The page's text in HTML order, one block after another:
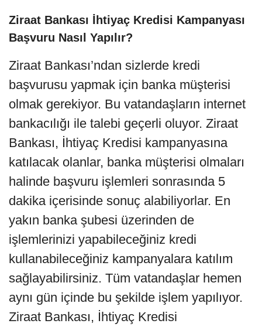
Ziraat Bankası İhtiyaç Kredisi Kampanyası
Başvuru Nasıl Yapılır?
Ziraat Bankası’ndan sizlerde kredi
başvurusu yapmak için banka müşterisi
olmak gerekiyor. Bu vatandaşların internet
bankacılığı ile talebi geçerli oluyor. Ziraat
Bankası, İhtiyaç Kredisi kampanyasına
katılacak olanlar, banka müşterisi olmaları
halinde başvuru işlemleri sonrasında 5
dakika içerisinde sonuç alabiliyorlar. En
yakın banka şubesi üzerinden de
işlemlerinizi yapabileceğiniz kredi
kullanabileceğiniz kampanyalara katılım
sağlayabilirsiniz. Tüm vatandaşlar hemen
aynı gün içinde bu şekilde işlem yapılıyor.
Ziraat Bankası, İhtiyaç Kredisi